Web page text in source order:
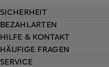
HILFE & KONTAKT
HÄUFIGE FRAGEN
SERVICE
SICHERHEIT
BEZAHLARTEN